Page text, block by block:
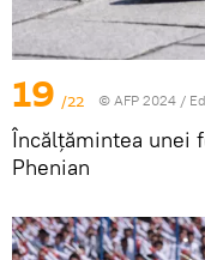
19 /22 © AFP 2024 /
Încălțămintea unei
Phenian